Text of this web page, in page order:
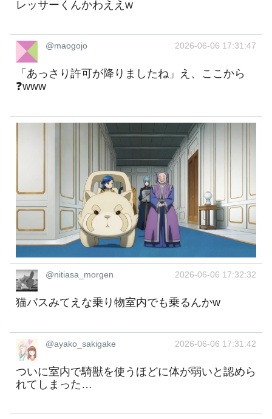
レッサーくんかわええw
@maogojo 2026-06-06 17:31:47
「あっさり許可が降りましたね」え、ここから
❓www
@nitiasa_morgen 2026-06-06 17:32:32
猫バスみてえな乗り物室内でも乗るんかw
@ayako_sakigake 2026-06-06 17:31:42
ついに室内で騎獣を使うほどに体が弱いと認めら
れてしまった…